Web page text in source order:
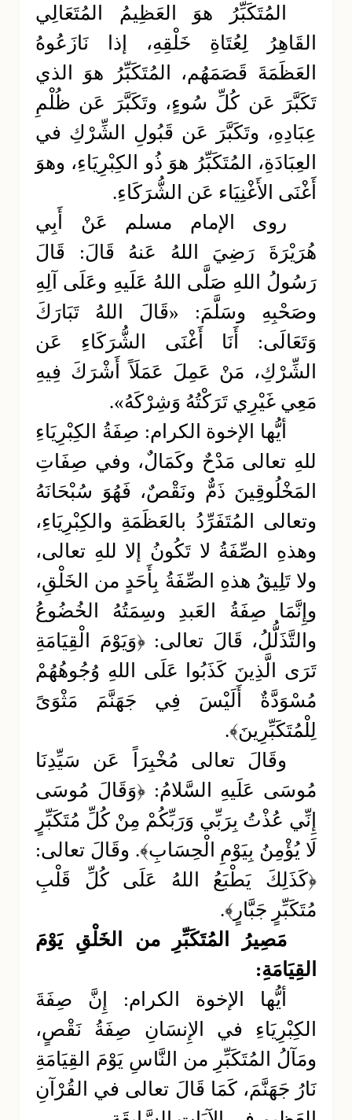
المُتَكَبِّرُ هوَ العَظِيمُ المُتَعَالِي
القَاهِرُ لِعُتَاةِ خَلْقِهِ، إذا نَازَعُوهُ
العَظَمَةَ قَصَمَهُم، المُتَكَبِّرُ هوَ الذي
تَكَبَّرَ عَن كُلِّ سُوءٍ، وتَكَبَّرَ عَن ظُلْمِ
عِبَادِهِ، وتَكَبَّرَ عَن قَبُولِ الشِّرْكِ في
العِبَادَةِ، المُتَكَبِّرُ هوَ ذُو الكِبْرِيَاءِ، وهوَ
أَغْنَى الأَغْنِيَاء عَن الشُّرَكَاءِ.
روى الإمام مسلم عَنْ أَبِي
هُرَيْرَةَ رَضِيَ اللهُ عَنهُ قَالَ: قَالَ
رَسُولُ اللهِ صَلَّى اللهُ عَلَيهِ وعَلَى آلِهِ
وصَحْبِهِ وسَلَّمَ: «قَالَ اللهُ تَبَارَكَ
وَتَعَالَى: أَنَا أَغْنَى الشُّرَكَاءِ عَن
الشِّرْكِ، مَنْ عَمِلَ عَمَلَاً أَشْرَكَ فِيهِ
مَعِي غَيْرِي تَرَكْتُهُ وَشِرْكَهُ».
أيُّها الإخوة الكرام: صِفَةُ الكِبْرِيَاءِ
للهِ تعالى مَدْحٌ وكَمَالٌ، وفي صِفَاتِ
المَخْلُوقِينَ ذَمٌّ ونَقْصٌ، فَهُوَ سُبْحَانَهُ
وتعالى المُتَفَرِّدُ بالعَظَمَةِ والكِبْرِيَاءِ،
وهذهِ الصِّفَةُ لا تَكُونُ إلا للهِ تعالى،
ولا تَلِيقُ هذهِ الصِّفَةُ بِأَحَدٍ من الخَلْقِ،
وإِنَّمَا صِفَةُ العَبدِ وسِمَتُهُ الخُضُوعُ
والتَّذَلُّلُ، قَالَ تعالى: ﴿وَيَوْمَ الْقِيَامَةِ
تَرَى الَّذِينَ كَذَبُوا عَلَى اللهِ وُجُوهُهُمْ
مُسْوَدَّةٌ أَلَيْسَ فِي جَهَنَّمَ مَثْوَىً
لِلْمُتَكَبِّرِينَ﴾.
وقَالَ تعالى مُخْبِرَاً عَن سَيِّدِنَا
مُوسَى عَلَيهِ السَّلامُ: ﴿وَقَالَ مُوسَى
إِنِّي عُذْتُ بِرَبِّي وَرَبِّكُمْ مِنْ كُلِّ مُتَكَبِّرٍ
لَا يُؤْمِنُ بِيَوْمِ الْحِسَابِ﴾. وقَالَ تعالى:
﴿كَذَلِكَ يَطْبَعُ اللهُ عَلَى كُلِّ قَلْبِ
مُتَكَبِّرٍ جَبَّارٍ﴾.
مَصِيرُ المُتَكَبِّرِ من الخَلْقِ يَوْمَ
القِيَامَةِ:
أيُّها الإخوة الكرام: إِنَّ صِفَةَ
الكِبْرِيَاءِ في الإِنسَانِ صِفَةُ نَقْصٍ،
ومَآلُ المُتَكَبِّرِ من النَّاسِ يَوْمَ القِيَامَةِ
نَارُ جَهَنَّمَ، كَمَا قَالَ تعالى في القُرْآنِ